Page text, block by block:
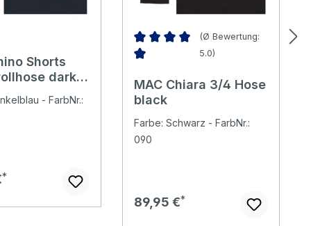
Shorts
dark
- FarbNr.:
Preis:
(Ø Bewertung:
5.0)
MAC Chiara 3/4 Hose
black
Farbe: Schwarz - FarbNr.:
090
Regulärer Preis:
89,95 €